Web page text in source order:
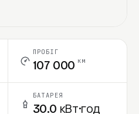
ПРОБІГ
107 000 км
БАТАРЕЯ
30.0 кВт·год